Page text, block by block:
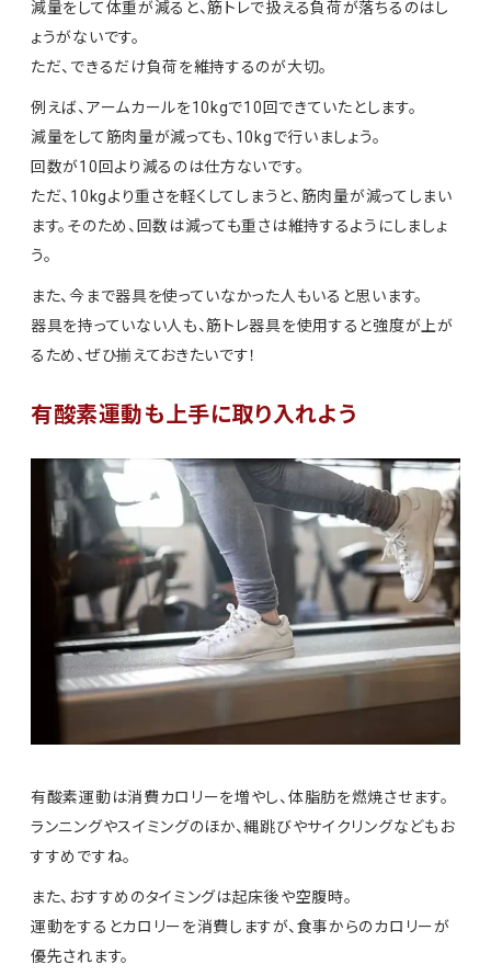
減量をして体重が減ると、筋トレで扱える負荷が落ちるのはし
ょうがないです。
ただ、できるだけ負荷を維持するのが大切。
例えば、アームカールを10kgで10回できていたとします。
減量をして筋肉量が減っても、10kgで行いましょう。
回数が10回より減るのは仕方ないです。
ただ、10kgより重さを軽くしてしまうと、筋肉量が減ってしまい
ます。そのため、回数は減っても重さは維持するようにしましょ
う。
また、今まで器具を使っていなかった人もいると思います。
器具を持っていない人も、筋トレ器具を使用すると強度が上が
るため、ぜひ揃えておきたいです！
有酸素運動も上手に取り入れよう
有酸素運動は消費カロリーを増やし、体脂肪を燃焼させます。
ランニングやスイミングのほか、縄跳びやサイクリングなどもお
すすめですね。
また、おすすめのタイミングは起床後や空腹時。
運動をするとカロリーを消費しますが、食事からのカロリーが
優先されます。